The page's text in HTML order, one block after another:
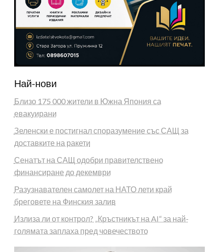
Най-нови
Близо 175 000 жители в Южна Япония са
евакуирани
Зеленски е постигнал споразумение със САЩ за
доставките на ракети
Сенатът на САЩ одобри правителствено
финансиране до декември
Разузнавателен самолет на НАТО лети край
бреговете на Финския залив
Излиза ли от контрол? „Кръстникът на AI“ за най-
голямата заплаха пред човечеството